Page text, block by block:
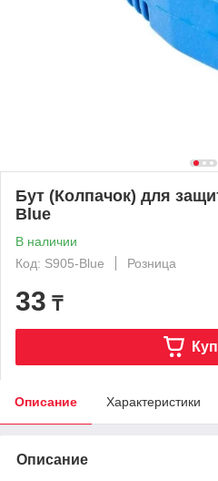
Бут (Колпачок) для
Blue
В наличии
Код: S905-Blue
Розница
33 ₸
Описание Характеристики
Описание